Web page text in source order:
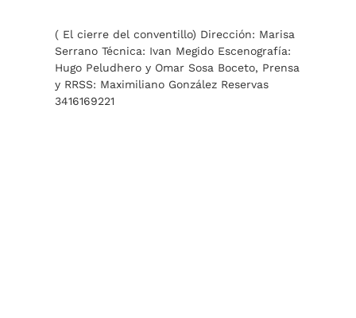
( El cierre del conventillo) Dirección: Marisa
Serrano Técnica: Ivan Megido Escenografía:
Hugo Peludhero y Omar Sosa Boceto, Prensa
y RRSS: Maximiliano González Reservas
3416169221